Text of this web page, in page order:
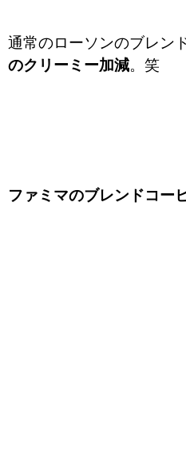
通常のローソンのブレン
のクリーミー加減。笑
ファミマのブレンドコー